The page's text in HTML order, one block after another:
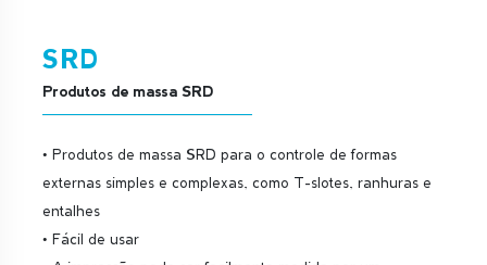
SRD
Produtos de massa SRD
• Produtos de massa SRD para o controle de formas
externas simples e complexas, como T-slotes, ranhuras e
entalhes
• Fácil de usar